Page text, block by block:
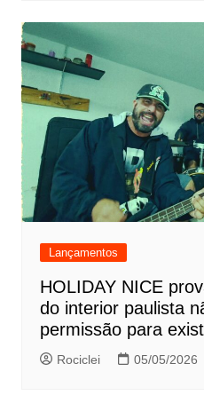
Lançamentos
HOLIDAY NICE
do interior paulista
permissão para
Rociclei 05/05/2026